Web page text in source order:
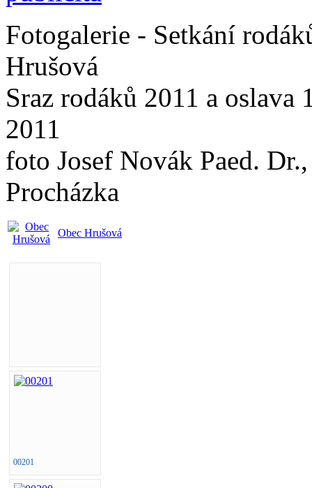
Fotogalerie - Setkání
Hrušová
Sraz rodáků 2011 a
2011
foto Josef Novák Paed.
Procházka
Obec Hrušová
00201